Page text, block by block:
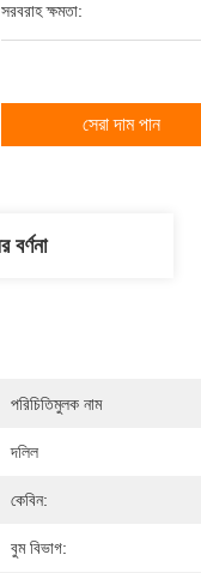
সরবরাহ ক্ষমতা:
সেরা দাম পান
বর্ণনা
পরিচিতিমুলক নাম
দলিল
কেবিন:
বুম বিভাগ: